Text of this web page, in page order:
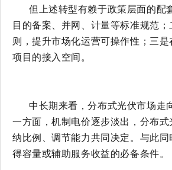
但上述转型有赖于政策层面的配
目的备案、并网、计量等标准规范
则，提升市场化运营可操作性；三
项目的接入空间。
中长期来看，分布式光伏市场走
一方面，机制电价逐步淡出，分布
纳比例、调节能力共同决定。与此
得容量或辅助服务收益的必备条件。